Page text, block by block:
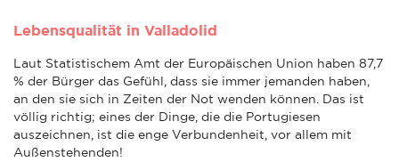
Lebensqualität in Valladolid
Laut Statistischem Amt der Europäischen Union haben 87,7
% der Bürger das Gefühl, dass sie immer jemanden haben,
an den sie sich in Zeiten der Not wenden können. Das ist
völlig richtig; eines der Dinge, die die Portugiesen
auszeichnen, ist die enge Verbundenheit, vor allem mit
Außenstehenden!